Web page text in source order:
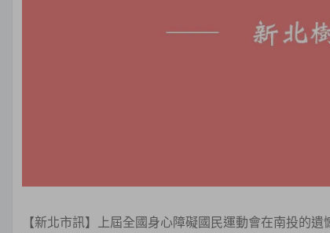
【新北市訊】上屆全國身心障礙國民運動會在南投的